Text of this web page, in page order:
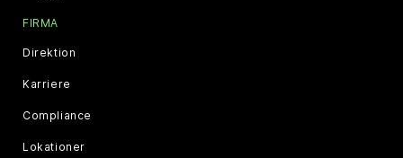
FIRMA
Direktion
Karriere
Compliance
Lokationer